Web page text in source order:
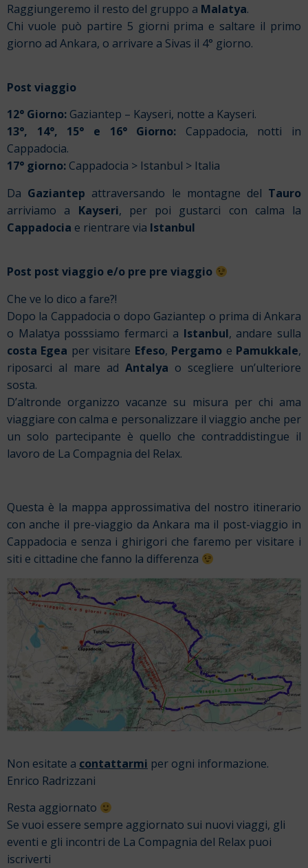
Raggiungeremo il resto del gruppo a Malatya.
Chi vuole può partire 5 giorni prima e saltare il primo
giorno ad Ankara, o arrivare a Sivas il 4° giorno.
Post viaggio
12° Giorno: Gaziantep – Kayseri, notte a Kayseri.
13°, 14°, 15° e 16° Giorno: Cappadocia, notti in
Cappadocia.
17° giorno: Cappadocia > Istanbul > Italia
Da Gaziantep attraversando le montagne del Tauro
arriviamo a Kayseri, per poi gustarci con calma la
Cappadocia e rientrare via Istanbul
Post post viaggio e/o pre pre viaggio
Che ve lo dico a fare?!
Dopo la Cappadocia o dopo Gaziantep o prima di Ankara
o Malatya posssiamo fermarci a Istanbul, andare sulla
costa Egea per visitare Efeso, Pergamo e Pamukkale,
riposarci al mare ad Antalya o scegliere un’ulteriore
sosta.
D’altronde organizzo vacanze su misura per chi ama
viaggiare con calma e personalizzare il viaggio anche per
un solo partecipante è quello che contraddistingue il
lavoro de La Compagnia del Relax.
Questa è la mappa approssimativa del nostro itinerario
con anche il pre-viaggio da Ankara ma il post-viaggio in
Cappadocia e senza i ghirigori che faremo per visitare i
siti e cittadine che fanno la differenza
Non esitate a contattarmi per ogni informazione.
Enrico Radrizzani
Resta aggiornato
Se vuoi essere sempre aggiornato sui nuovi viaggi, gli
eventi e gli incontri de La Compagnia del Relax puoi
iscriverti